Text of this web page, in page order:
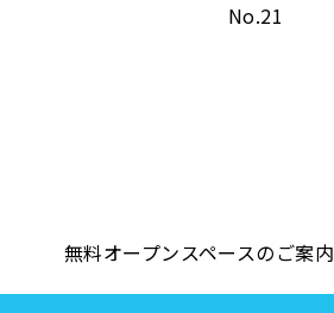
No.21
無料オープンスペースのご案内